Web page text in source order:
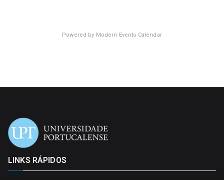
Powered by Modern Events Calendar
LINKS RÁPIDOS